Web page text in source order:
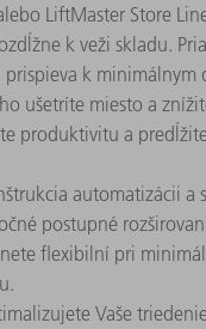
LiftMaster Store
k veži skladu.
prispieva k minimálnym
ušetríte miesto a
produktivitu a
automatizácii a
postupné
flexibilní pri
Vaše